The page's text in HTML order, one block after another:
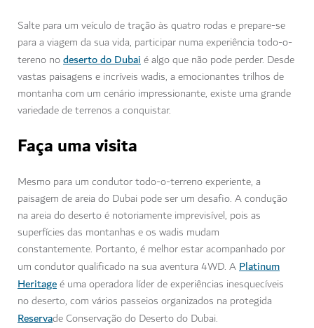
Salte para um veículo de tração às quatro rodas e prepare-se
para a viagem da sua vida, participar numa experiência todo-o-
tereno nodeserto do Dubaié algo que não pode perder. Desde
vastas paisagens e incríveis wadis, a emocionantes trilhos de
montanha com um cenário impressionante, existe uma grande
variedade de terrenos a conquistar.
Faça uma visita
Mesmo para um condutor todo-o-terreno experiente, a
paisagem de areia do Dubai pode ser um desafio. A condução
na areia do deserto é notoriamente imprevisível, pois as
superfícies das montanhas e os wadis mudam
constantemente. Portanto, é melhor estar acompanhado por
um condutor qualificado na sua aventura 4WD. APlatinum
Heritageé uma operadora líder de experiências inesquecíveis
no deserto, com vários passeios organizados na protegida
Reservade Conservação do Deserto do Dubai.